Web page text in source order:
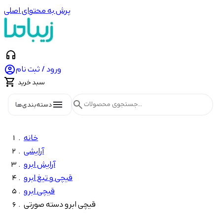
پرش به محتوای اصلی
headphones
ورود / ثبت نام
 سبد خرید
menuدسته‌بندی‌ها search
خانه
آرایشی
آرایش ابرو
قیچی و تیغ ابرو
قیچی ابرو
قیچی ابرو دسته صورتی